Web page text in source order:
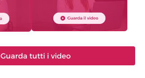
Guarda tutti i video